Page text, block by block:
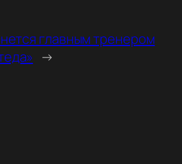
главным тренером
→